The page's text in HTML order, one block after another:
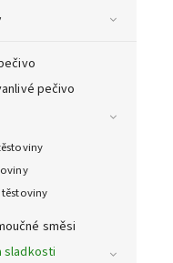
pečivo
směsi
sladkosti